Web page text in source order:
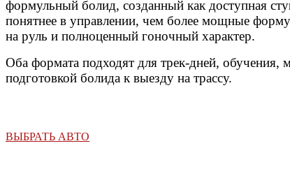
формульный болид, созданный как доступная
понятнее в управлении, чем более мощные
на руль и полноценный гоночный характер.
Оба формата подходят для трек-дней,
подготовкой болида к выезду на трассу.
ВЫБРАТЬ АВТО